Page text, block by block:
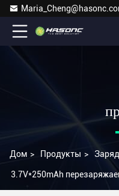
Дом > Продукты >
3.7V*250mAh